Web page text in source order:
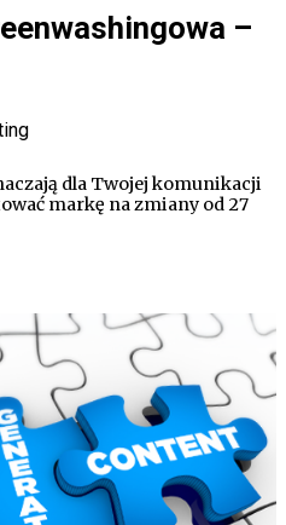
–
dla Twojej komunikacji
markę na zmiany od 27